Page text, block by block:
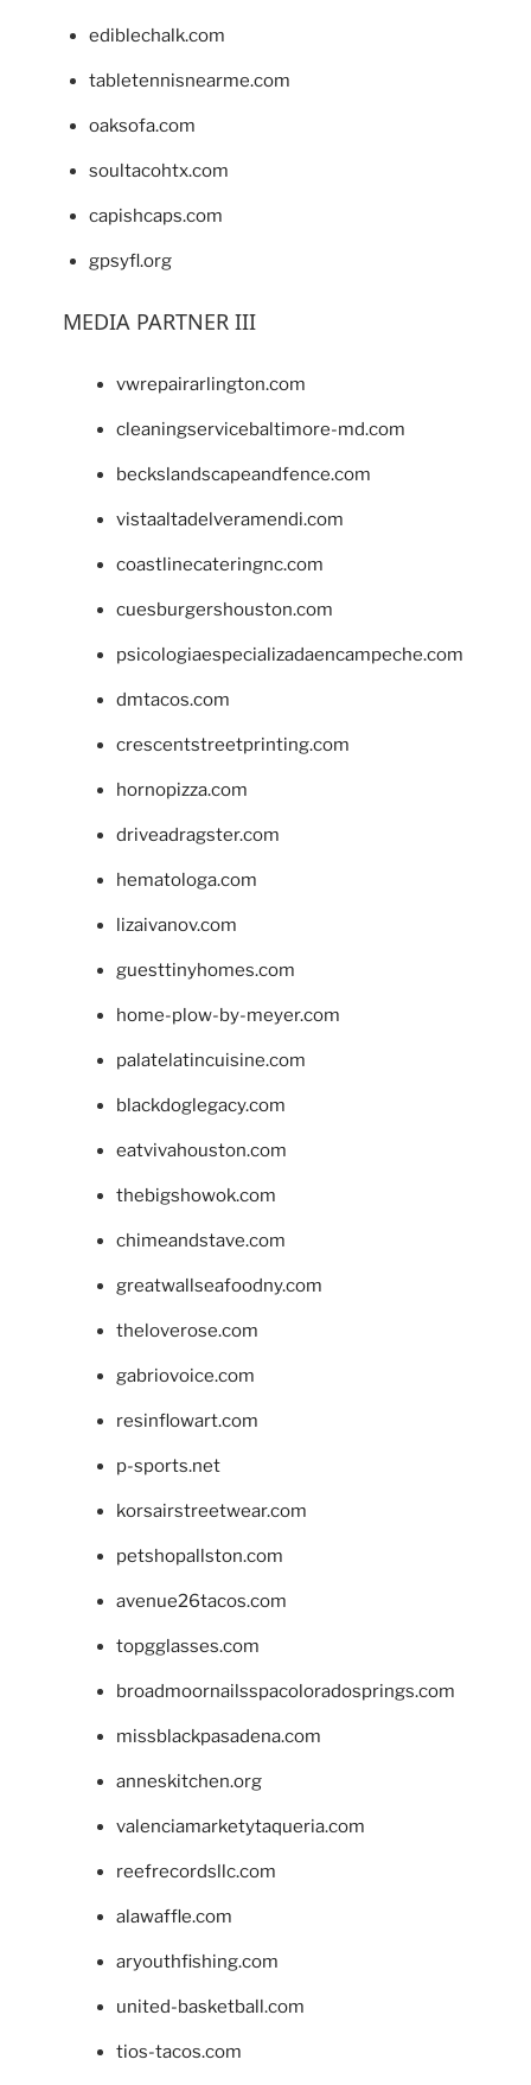
ediblechalk.com
tabletennisnearme.com
oaksofa.com
soultacohtx.com
capishcaps.com
gpsyfl.org
MEDIA PARTNER III
vwrepairarlington.com
cleaningservicebaltimore-md.com
beckslandscapeandfence.com
vistaaltadelveramendi.com
coastlinecateringnc.com
cuesburgershouston.com
psicologiaespecializadaencampeche.com
dmtacos.com
crescentstreetprinting.com
hornopizza.com
driveadragster.com
hematologa.com
lizaivanov.com
guesttinyhomes.com
home-plow-by-meyer.com
palatelatincuisine.com
blackdoglegacy.com
eatvivahouston.com
thebigshowok.com
chimeandstave.com
greatwallseafoodny.com
theloverose.com
gabriovoice.com
resinflowart.com
p-sports.net
korsairstreetwear.com
petshopallston.com
avenue26tacos.com
topgglasses.com
broadmoornailsspacoloradosprings.com
missblackpasadena.com
anneskitchen.org
valenciamarketytaqueria.com
reefrecordsllc.com
alawaffle.com
aryouthfishing.com
united-basketball.com
tios-tacos.com